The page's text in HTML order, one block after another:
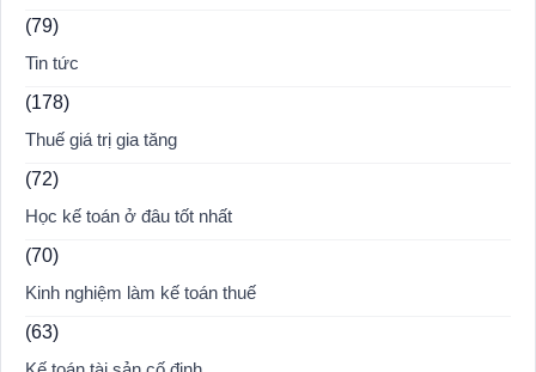
(79)
Tin tức
(178)
Thuế giá trị gia tăng
(72)
Học kế toán ở đâu tốt nhất
(70)
Kinh nghiệm làm kế toán thuế
(63)